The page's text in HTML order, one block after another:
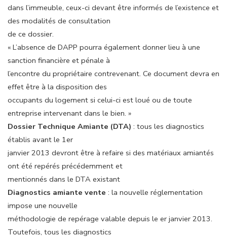
dans l’immeuble, ceux-ci devant être informés de l’existence et
des modalités de consultation
de ce dossier.
« L’absence de DAPP pourra également donner lieu à une
sanction financière et pénale à
l’encontre du propriétaire contrevenant. Ce document devra en
effet être à la disposition des
occupants du logement si celui-ci est loué ou de toute
entreprise intervenant dans le bien. »
Dossier Technique Amiante (DTA) : tous les diagnostics
établis avant le 1er
janvier 2013 devront être à refaire si des matériaux amiantés
ont été repérés précédemment et
mentionnés dans le DTA existant
Diagnostics amiante vente : la nouvelle réglementation
impose une nouvelle
méthodologie de repérage valable depuis le er janvier 2013.
Toutefois, tous les diagnostics